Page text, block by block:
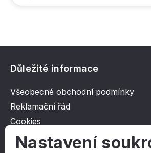
Důležité informace
Všeobecné obchodní podmínky
Reklamační řád
Cookies
Ochrana osobních údajů
Nastavení